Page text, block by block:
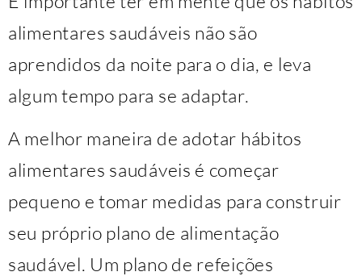
alimentares saudáveis ​​não são
aprendidos da noite para o dia, e leva
algum tempo para se adaptar.
A melhor maneira de adotar hábitos
alimentares saudáveis ​​é começar
pequeno e tomar medidas para construir
seu próprio plano de alimentação
saudável. Um plano de refeições